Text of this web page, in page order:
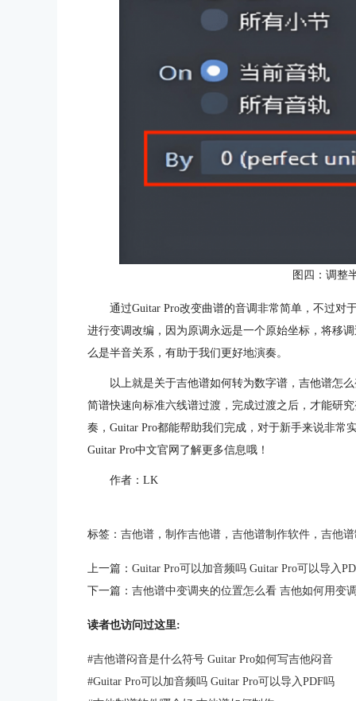
图四：调整
通过Guitar Pro改变曲谱的音调非常简单，不过对
进行变调改编，因为原调永远是一个原始坐标，将移
么是半音关系，有助于我们更好地演奏。
以上就是关于吉他谱如何转为数字谱，吉他谱怎
简谱快速向标准六线谱过渡，完成过渡之后，才能研
奏，Guitar Pro都能帮助我们完成，对于新手来说非
Guitar Pro中文官网了解更多信息哦！
作者：LK
标签： 吉他谱 ， 制作吉他谱 ， 吉他谱制作软件 ， 吉他
上一篇： Guitar Pro可以加音频吗 Guitar Pro可以导入
下一篇： 吉他谱中变调夹的位置怎么看 吉他如何用变
读者也访问过这里:
#吉他谱闷音是什么符号 Guitar Pro如何写吉他闷音
#Guitar Pro可以加音频吗 Guitar Pro可以导入PDF吗